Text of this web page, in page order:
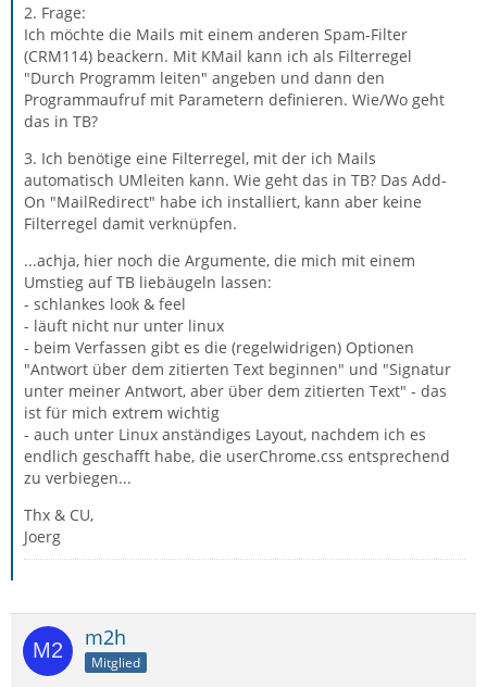
2. Frage:
Ich möchte die Mails mit einem anderen Spam-Filter
(CRM114) beackern. Mit KMail kann ich als Filterregel
"Durch Programm leiten" angeben und dann den
Programmaufruf mit Parametern definieren. Wie/Wo geht
das in TB?
3. Ich benötige eine Filterregel, mit der ich Mails
automatisch UMleiten kann. Wie geht das in TB? Das Add-
On "MailRedirect" habe ich installiert, kann aber keine
Filterregel damit verknüpfen.
...achja, hier noch die Argumente, die mich mit einem
Umstieg auf TB liebäugeln lassen:
- schlankes look & feel
- läuft nicht nur unter linux
- beim Verfassen gibt es die (regelwidrigen) Optionen
"Antwort über dem zitierten Text beginnen" und "Signatur
unter meiner Antwort, aber über dem zitierten Text" - das
ist für mich extrem wichtig
- auch unter Linux anständiges Layout, nachdem ich es
endlich geschafft habe, die userChrome.css entsprechend
zu verbiegen...
Thx & CU,
Joerg
m2h
Mitglied